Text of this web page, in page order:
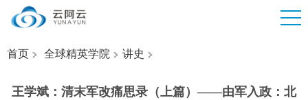
首页 全球精英学院 讲史
王学斌：清末军改痛思录（上篇）——由军入政：北